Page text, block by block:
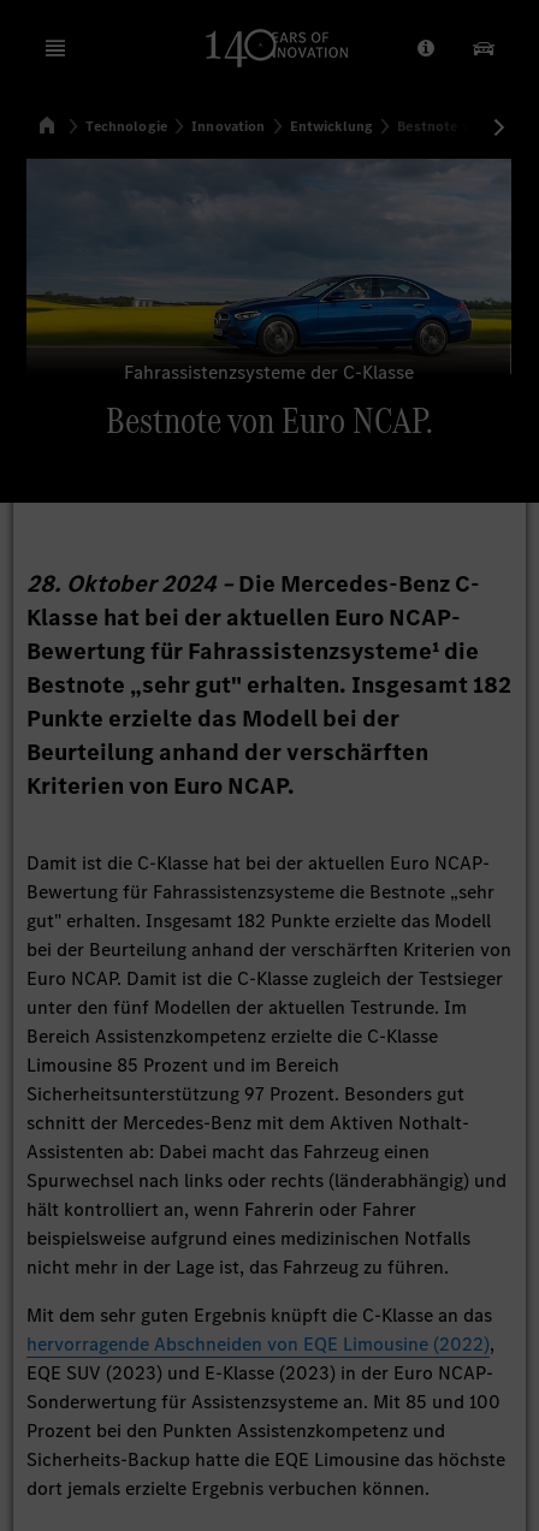
Open menu Anbieter/
SuchenStartseite
Technologie Innovation Entwicklung Bestnote von Euro
Fahrassistenzsysteme der C-Klasse
Bestnote von Euro NCAP.
28. Oktober 2024 –Die Mercedes-Benz C-
Klasse hat bei der aktuellen Euro NCAP-
Bewertung für Fahrassistenzsysteme¹ die
Bestnote „sehr gut" erhalten. Insgesamt 182
Punkte erzielte das Modell bei der
Beurteilung anhand der verschärften
Kriterien von Euro NCAP.
Damit ist die C-Klasse hat bei der aktuellen Euro NCAP-
Bewertung für Fahrassistenzsysteme die Bestnote „sehr
gut" erhalten. Insgesamt 182 Punkte erzielte das Modell
bei der Beurteilung anhand der verschärften Kriterien von
Euro NCAP. Damit ist die C-Klasse zugleich der Testsieger
unter den fünf Modellen der aktuellen Testrunde. Im
Bereich Assistenzkompetenz erzielte die C-Klasse
Limousine 85 Prozent und im Bereich
Sicherheitsunterstützung 97 Prozent. Besonders gut
schnitt der Mercedes-Benz mit dem Aktiven Nothalt-
Assistenten ab: Dabei macht das Fahrzeug einen
Spurwechsel nach links oder rechts (länderabhängig) und
hält kontrolliert an, wenn Fahrerin oder Fahrer
beispielsweise aufgrund eines medizinischen Notfalls
nicht mehr in der Lage ist, das Fahrzeug zu führen.
Mit dem sehr guten Ergebnis knüpft die C-Klasse an das
hervorragende Abschneiden von EQE Limousine (2022),
EQE SUV (2023) und E-Klasse (2023) in der Euro NCAP-
Sonderwertung für Assistenzsysteme an. Mit 85 und 100
Prozent bei den Punkten Assistenzkompetenz und
Sicherheits-Backup hatte die EQE Limousine das höchste
dort jemals erzielte Ergebnis verbuchen können.